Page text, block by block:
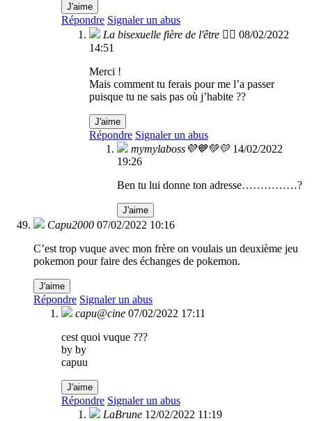
J'aime
Répondre Signaler un abus
La bisexuelle fière de l'être 🏳️‍🌈 08/02/2022
14:51
Merci !
Mais comment tu ferais pour me l’a passer
puisque tu ne sais pas où j’habite ??
J'aime
Répondre Signaler un abus
mymylaboss💜💙💚💛 14/02/2022
19:26
Ben tu lui donne ton adresse……………?
J'aime
Capu2000 07/02/2022 10:16
C’est trop vuque avec mon frère on voulais un deuxième jeu
pokemon pour faire des échanges de pokemon.
J'aime
Répondre Signaler un abus
capu@cine 07/02/2022 17:11
cest quoi vuque ???
by by
capuu
J'aime
Répondre Signaler un abus
LaBrune 12/02/2022 11:19